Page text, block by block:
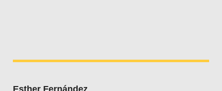
Esther Fernández